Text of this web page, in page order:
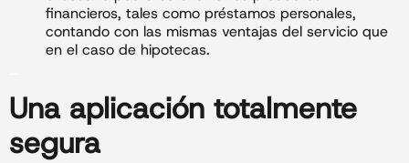
financieros, tales como préstamos personales,
contando con las mismas ventajas del servicio que
en el caso de hipotecas.
Una aplicación totalmente
segura